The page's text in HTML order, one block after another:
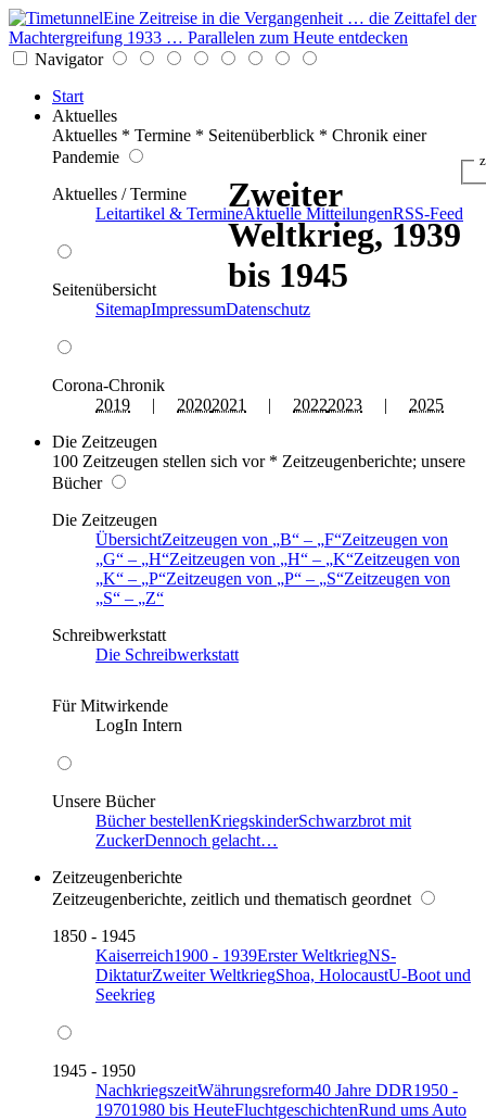
Eine Zeitreise in die Vergangenheit … die Zeittafel der
Machtergreifung 1933 … Parallelen zum Heute entdecken
Navigator
Start
Aktuelles
Aktuelles * Termine * Seitenüberblick * Chronik einer
Pandemie
Aktuelles / Termine
Leitartikel & TermineAktuelle MitteilungenRSS-Feed
Seitenübersicht
SitemapImpressumDatenschutz
Corona-Chronik
2019 | 20202021 | 20222023 | 2025
Die Zeitzeugen
100 Zeitzeugen stellen sich vor * Zeitzeugenberichte; unsere
Bücher
Die Zeitzeugen
ÜbersichtZeitzeugen von B – F Zeitzeugen von
G
– H Zeitzeugen von H – K Zeitzeugen von
K
– P Zeitzeugen von P – S Zeitzeugen von
S
–
Z
Schreibwerkstatt
Die Schreibwerkstatt
Für Mitwirkende
LogIn Intern
Unsere Bücher
Bücher bestellenKriegskinderSchwarzbrot mit
ZuckerDennoch gelacht…
Zeitzeugenberichte
Zeitzeugenberichte, zeitlich und thematisch geordnet
1850 - 1945
Kaiserreich1900 - 1939Erster WeltkriegNS-
DiktaturZweiter WeltkriegShoa, HolocaustU-Boot und
Seekrieg
1945 - 1950
NachkriegszeitWährungsreform40 Jahre DDR1950 -
19701980 bis HeuteFluchtgeschichtenRund ums Auto
Zweiter
Weltkrieg, 1939
bis 1945